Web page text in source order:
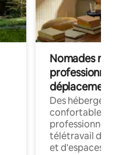
Nomades
déplacement
Des
confortables
professionnels
télétravail
et d'espaces